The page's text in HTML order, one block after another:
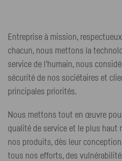
Entreprise à mission,
chacun, nous mettons la
service de l'humain, nous
sécurité de nos sociétaires et
principales priorités.
Nous mettons tout en œuvre
qualité de service et le plus haut
nos produits, dès leur
tous nos efforts, des